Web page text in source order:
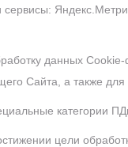
данных
Сайта, а также для
категории
цели